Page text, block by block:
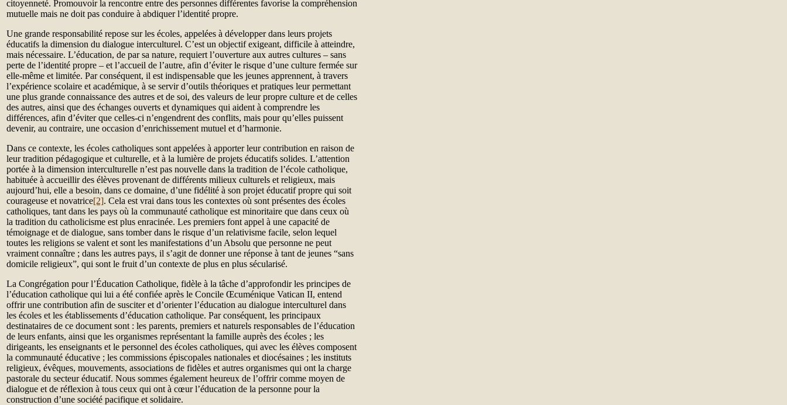
citoyenneté. Promouvoir la rencontre entre des personnes différentes favorise la compréhension
mutuelle mais ne doit pas conduire à abdiquer l’identité propre.
Une grande responsabilité repose sur les écoles, appelées à développer dans leurs projets
éducatifs la dimension du dialogue interculturel. C’est un objectif exigeant, difficile à atteindre,
mais nécessaire. L’éducation, de par sa nature, requiert l’ouverture aux autres cultures – sans
perte de l’identité propre – et l’accueil de l’autre, afin d’éviter le risque d’une culture fermée sur
elle-même et limitée. Par conséquent, il est indispensable que les jeunes apprennent, à travers
l’expérience scolaire et académique, à se servir d’outils théoriques et pratiques leur permettant
une plus grande connaissance des autres et de soi, des valeurs de leur propre culture et de celles
des autres, ainsi que des échanges ouverts et dynamiques qui aident à comprendre les
différences, afin d’éviter que celles-ci n’engendrent des conflits, mais pour qu’elles puissent
devenir, au contraire, une occasion d’enrichissement mutuel et d’harmonie.
Dans ce contexte, les écoles catholiques sont appelées à apporter leur contribution en raison de
leur tradition pédagogique et culturelle, et à la lumière de projets éducatifs solides. L’attention
portée à la dimension interculturelle n’est pas nouvelle dans la tradition de l’école catholique,
habituée à accueillir des élèves provenant de différents milieux culturels et religieux, mais
aujourd’hui, elle a besoin, dans ce domaine, d’une fidélité à son projet éducatif propre qui soit
courageuse et novatrice[2]. Cela est vrai dans tous les contextes où sont présentes des écoles
catholiques, tant dans les pays où la communauté catholique est minoritaire que dans ceux où
la tradition du catholicisme est plus enracinée. Les premiers font appel à une capacité de
témoignage et de dialogue, sans tomber dans le risque d’un relativisme facile, selon lequel
toutes les religions se valent et sont les manifestations d’un Absolu que personne ne peut
vraiment connaître ; dans les autres pays, il s’agit de donner une réponse à tant de jeunes “sans
domicile religieux”, qui sont le fruit d’un contexte de plus en plus sécularisé.
La Congrégation pour l’Éducation Catholique, fidèle à la tâche d’approfondir les principes de
l’éducation catholique qui lui a été confiée après le Concile Œcuménique Vatican II, entend
offrir une contribution afin de susciter et d’orienter l’éducation au dialogue interculturel dans
les écoles et les établissements d’éducation catholique. Par conséquent, les principaux
destinataires de ce document sont : les parents, premiers et naturels responsables de l’éducation
de leurs enfants, ainsi que les organismes représentant la famille auprès des écoles ; les
dirigeants, les enseignants et le personnel des écoles catholiques, qui avec les élèves composent
la communauté éducative ; les commissions épiscopales nationales et diocésaines ; les instituts
religieux, évêques, mouvements, associations de fidèles et autres organismes qui ont la charge
pastorale du secteur éducatif. Nous sommes également heureux de l’offrir comme moyen de
dialogue et de réflexion à tous ceux qui ont à cœur l’éducation de la personne pour la
construction d’une société pacifique et solidaire.